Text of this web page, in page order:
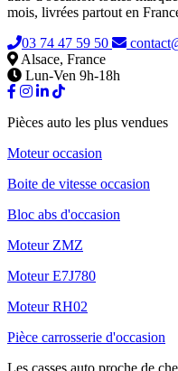
mois, livrées partout en
03 74 47 59 50
Alsace, France
Lun-Ven 9h-18h
Pièces auto les plus vendues
Moteur occasion
Boite de vitesse occasion
Bloc abs d'occasion
Moteur ZMZ
Moteur E7J780
Moteur RH02
Pièce carrosserie d'occasion
Les casses auto proche de